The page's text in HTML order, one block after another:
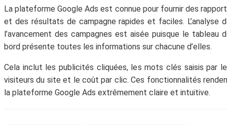
La plateforme Google Ads est connue pour fournir des
et des résultats de campagne rapides et faciles. L’analyse
l’avancement des campagnes est aisée puisque le tableau
bord présente toutes les informations sur chacune d’elles.
Cela inclut les publicités cliquées, les mots clés saisis par
visiteurs du site et le coût par clic. Ces fonctionnalités
la plateforme Google Ads extrêmement claire et intuitive.
Inscris-toi gratuitement à la Newsletter pour
recevoir chaque mois du contenu digital
génial et t'aider à faire prospérer ton
entreprise.